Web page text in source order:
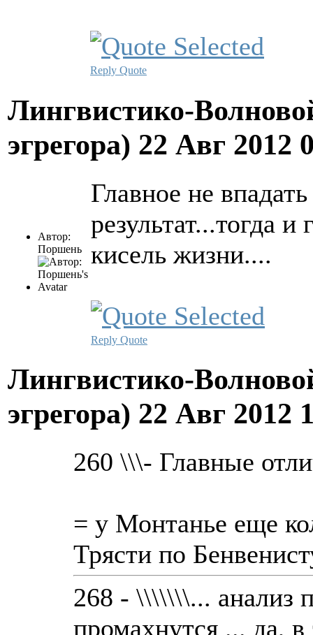
Reply Quote
Лингвистико-
эгрегора) 22 Авг 2012
Автор:
Поршень
Главное не
результат...тогда
кисель жизни....
Reply Quote
Лингвистико-
эгрегора) 22 Авг 2012
260 \\\- Главные
= у Монтанье еще
Трясти по
268 - \\\\\\\... анализ
промахнутся ... да,